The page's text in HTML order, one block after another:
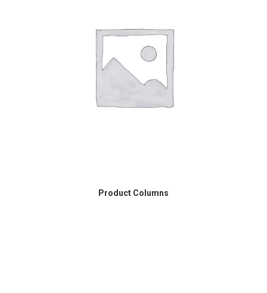
CHOIX DES OPTIONS
Product Columns